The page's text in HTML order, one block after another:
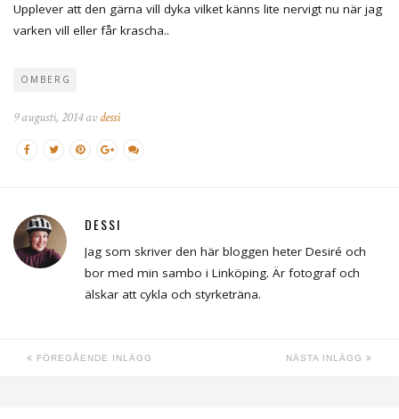
Upplever att den gärna vill dyka vilket känns lite nervigt nu när jag
varken vill eller får krascha..
OMBERG
9 augusti, 2014 avdessi
DESSI
Jag som skriver den här bloggen heter Desiré och
bor med min sambo i Linköping. Är fotograf och
älskar att cykla och styrketräna.
FÖREGÅENDE INLÄGG NÄSTA INLÄGG